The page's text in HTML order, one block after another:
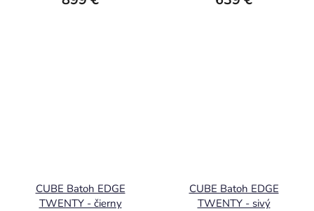
CUBE Batoh EDGE
TWENTY - čierny
CUBE Batoh EDGE
TWENTY - sivý